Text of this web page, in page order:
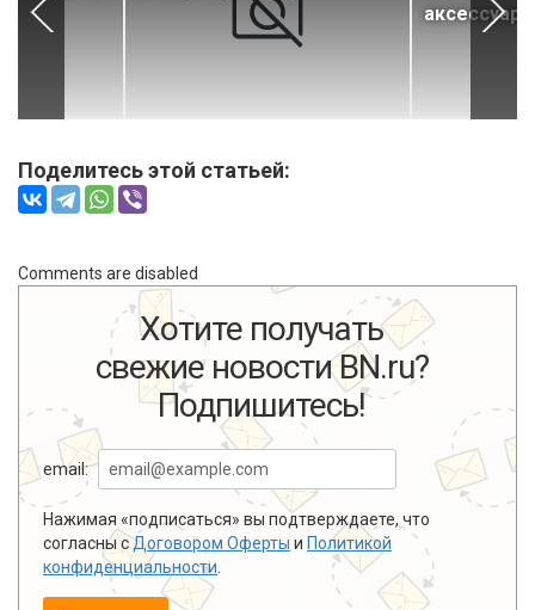
Поделитесь этой статьей:
Comments are disabled
Хотите получать
свежие новости BN.ru?
Подпишитесь!
email:
Нажимая «подписаться» вы подтверждаете, что
согласны сДоговором Оферты и Политикой
конфиденциальности